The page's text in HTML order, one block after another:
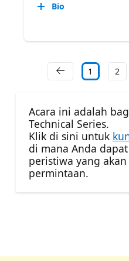
Bio
1 2
Acara ini adalah
Technical Series.
Klik di sini untuk
di mana Anda
peristiwa yang
permintaan.